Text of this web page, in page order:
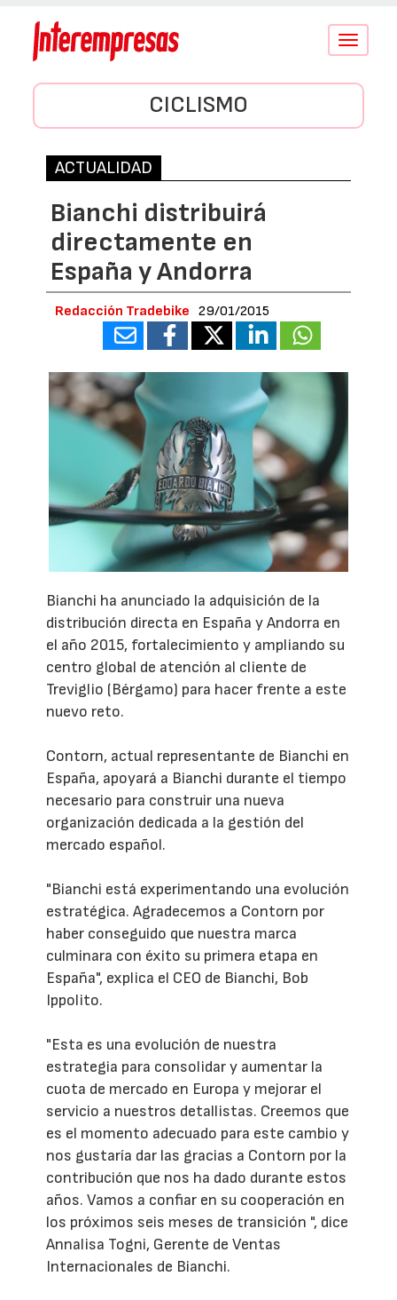
Conmutar
CICLISMO
ACTUALIDAD
Bianchi distribuirá
directamente en
España y Andorra
Redacción Tradebike 29/01/2015
Bianchi ha anunciado la adquisición de la
distribución directa en España y Andorra en
el año 2015, fortalecimiento y ampliando su
centro global de atención al cliente de
Treviglio (Bérgamo) para hacer frente a este
nuevo reto.
Contorn, actual representante de Bianchi en
España, apoyará a Bianchi durante el tiempo
necesario para construir una nueva
organización dedicada a la gestión del
mercado español.
"Bianchi está experimentando una evolución
estratégica. Agradecemos a Contorn por
haber conseguido que nuestra marca
culminara con éxito su primera etapa en
España", explica el CEO de Bianchi, Bob
Ippolito.
"Esta es una evolución de nuestra
estrategia para consolidar y aumentar la
cuota de mercado en Europa y mejorar el
servicio a nuestros detallistas. Creemos que
es el momento adecuado para este cambio y
nos gustaría dar las gracias a Contorn por la
contribución que nos ha dado durante estos
años. Vamos a confiar en su cooperación en
los próximos seis meses de transición ", dice
Annalisa Togni, Gerente de Ventas
Internacionales de Bianchi.